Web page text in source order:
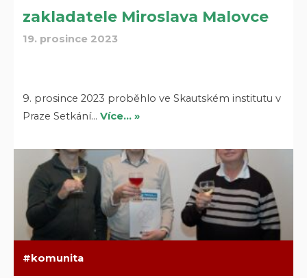
zakladatele Miroslava Malovce
19. prosince 2023
9. prosince 2023 proběhlo ve Skautském institutu v
Praze Setkání…Více… »
komunita